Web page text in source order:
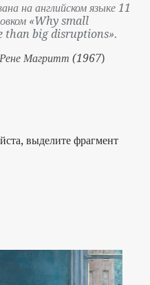
на английском языке 11
«Why small
than big disruptions».
Магритт (1967)
выделите фрагмент